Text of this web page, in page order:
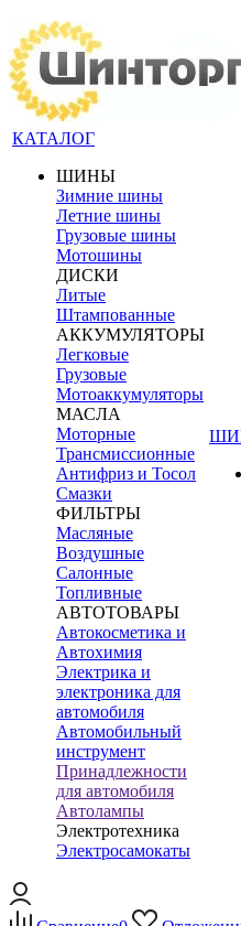
КАТАЛОГ
ШИНЫ
Зимние шины
Летние шины
Грузовые шины
Мотошины
ДИСКИ
Литые
Штампованные
АККУМУЛЯТОРЫ
Легковые
Грузовые
Мотоаккумуляторы
МАСЛА
Моторные
Трансмиссионные
Антифриз и Тосол
Смазки
ФИЛЬТРЫ
Масляные
Воздушные
Салонные
Топливные
АВТОТОВАРЫ
Автокосметика и
Автохимия
Электрика и
электроника для
автомобиля
Автомобильный
инструмент
Принадлежности
для автомобиля
Автолампы
Электротехника
Электросамокаты